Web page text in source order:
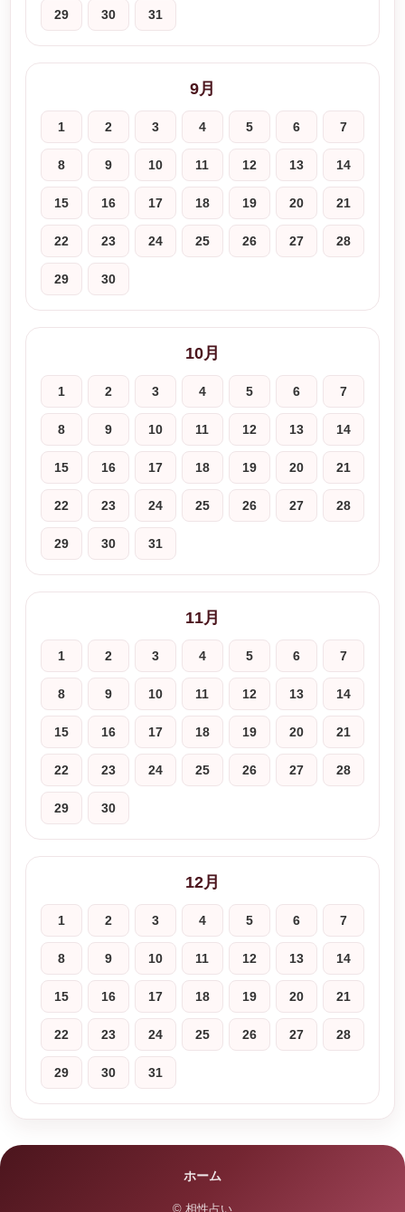
29 30 31
9月
1 2 3 4 5 6 7
8 9 10 11 12 13 14
15 16 17 18 19 20 21
22 23 24 25 26 27 28
29 30
10月
1 2 3 4 5 6 7
8 9 10 11 12 13 14
15 16 17 18 19 20 21
22 23 24 25 26 27 28
29 30 31
11月
1 2 3 4 5 6 7
8 9 10 11 12 13 14
15 16 17 18 19 20 21
22 23 24 25 26 27 28
29 30
12月
1 2 3 4 5 6 7
8 9 10 11 12 13 14
15 16 17 18 19 20 21
22 23 24 25 26 27 28
29 30 31
ホーム
© 相性占い